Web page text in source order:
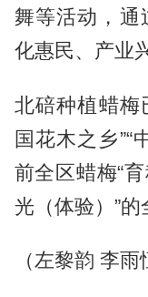
舞等活动，通
化惠民、产业
北碚种植蜡梅
国花木之乡”“
前全区蜡梅“
光（体验）”的
（左黎韵 李雨